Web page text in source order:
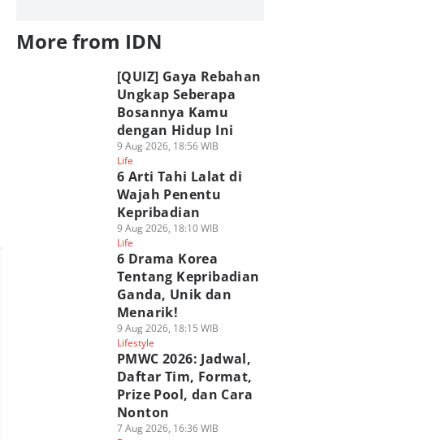
More from IDN
[QUIZ] Gaya Rebahan
Ungkap Seberapa
Bosannya Kamu
dengan Hidup Ini
9 Aug 2026, 18:56 WIB
Life
6 Arti Tahi Lalat di
Wajah Penentu
Kepribadian
9 Aug 2026, 18:10 WIB
Life
6 Drama Korea
Tentang Kepribadian
Ganda, Unik dan
Menarik!
9 Aug 2026, 18:15 WIB
Lifestyle
PMWC 2026: Jadwal,
Daftar Tim, Format,
Prize Pool, dan Cara
Nonton
7 Aug 2026, 16:36 WIB